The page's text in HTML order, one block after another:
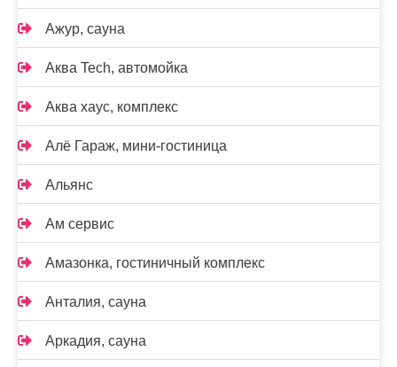
Ажур, сауна
Аква Tech, автомойка
Аква хаус, комплекс
Алё Гараж, мини-гостиница
Альянс
Ам сервис
Амазонка, гостиничный комплекс
Анталия, сауна
Аркадия, сауна